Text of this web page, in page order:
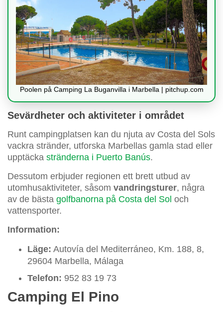
Poolen på Camping La Buganvilla i Marbella | pitchup.com
Sevärdheter och aktiviteter i området
Runt campingplatsen kan du njuta av Costa del Sols
vackra stränder, utforska Marbellas gamla stad eller
upptäcka stränderna i Puerto Banús.
Dessutom erbjuder regionen ett brett utbud av
utomhusaktiviteter, såsom vandringsturer, några
av de bästa golfbanorna på Costa del Sol och
vattensporter.
Information:
Läge: Autovía del Mediterráneo, Km. 188, 8,
29604 Marbella, Málaga
Telefon: 952 83 19 73
Camping El Pino